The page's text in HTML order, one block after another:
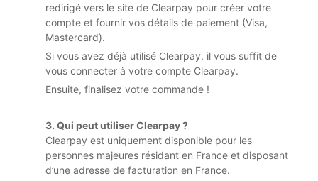
redirigé vers le site de Clearpay pour créer votre
compte et fournir vos détails de paiement (Visa,
Mastercard).
Si vous avez déjà utilisé Clearpay, il vous suffit de
vous connecter à votre compte Clearpay.
Ensuite, finalisez votre commande !
3. Qui peut utiliser Clearpay ?
Clearpay est uniquement disponible pour les
personnes majeures résidant en France et disposant
d’une adresse de facturation en France.